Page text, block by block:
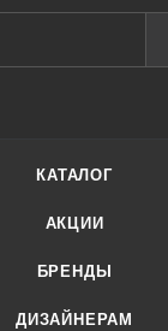
КАТАЛОГ
АКЦИИ
БРЕНДЫ
ДИЗАЙНЕРАМ